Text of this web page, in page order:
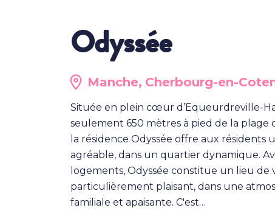
Odyssée
Manche, Cherbourg-en-
Située en plein cœur d’Equeurdreville-
seulement 650 mètres à pied de la plage
la résidence Odyssée offre aux résidents
agréable, dans un quartier dynamique.
logements, Odyssée constitue un lieu de
particulièrement plaisant, dans une
familiale et apaisante. C'est…